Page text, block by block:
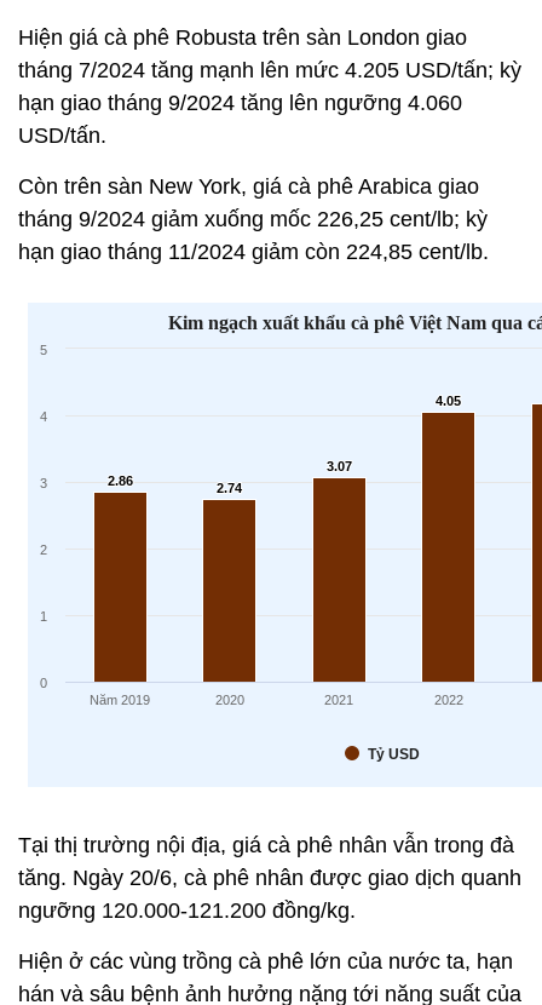
Hiện giá cà phê Robusta trên sàn London giao
tháng 7/2024 tăng mạnh lên mức 4.205 USD/tấn; kỳ
hạn giao tháng 9/2024 tăng lên ngưỡng 4.060
USD/tấn.
Còn trên sàn New York, giá cà phê Arabica giao
tháng 9/2024 giảm xuống mốc 226,25 cent/lb; kỳ
hạn giao tháng 11/2024 giảm còn 224,85 cent/lb.
Tại thị trường nội địa, giá cà phê nhân vẫn trong đà
tăng. Ngày 20/6, cà phê nhân được giao dịch quanh
ngưỡng 120.000-121.200 đồng/kg.
Hiện ở các vùng trồng cà phê lớn của nước ta, hạn
hán và sâu bệnh ảnh hưởng nặng tới năng suất của